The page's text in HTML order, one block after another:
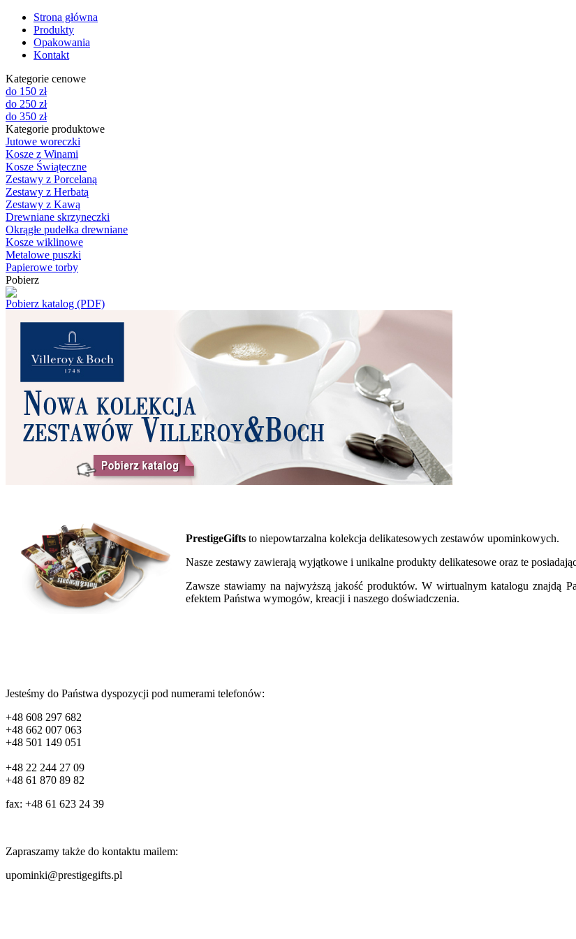
Strona główna
Produkty
Opakowania
Kontakt
Kategorie cenowe
do 150 zł
do 250 zł
do 350 zł
Kategorie produktowe
Jutowe woreczki
Kosze z Winami
Kosze Świąteczne
Zestawy z Porcelaną
Zestawy z Herbatą
Zestawy z Kawą
Drewniane skrzyneczki
Okrągłe pudełka drewniane
Kosze wiklinowe
Metalowe puszki
Papierowe torby
Pobierz
Pobierz katalog (PDF)
PrestigeGifts to niepowtarzalna kolekcja delikatesowych zestawów upominkowych.
Nasze zestawy zawierają wyjątkowe i unikalne produkty delikatesowe oraz te
Zawsze stawiamy na najwyższą jakość produktów. W wirtualnym katalogu znajdą
efektem Państwa wymogów, kreacji i naszego doświadczenia.
Jesteśmy do Państwa dyspozycji pod numerami telefonów:
+48 608 297 682
+48 662 007 063
+48 501 149 051
+48 22 244 27 09
+48 61 870 89 82
fax: +48 61 623 24 39
Zapraszamy także do kontaktu mailem:
upominki@prestigegifts.pl